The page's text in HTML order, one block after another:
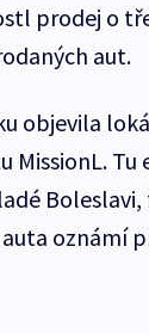
prodej o
aut.
objevila
MissionL.
oznámí